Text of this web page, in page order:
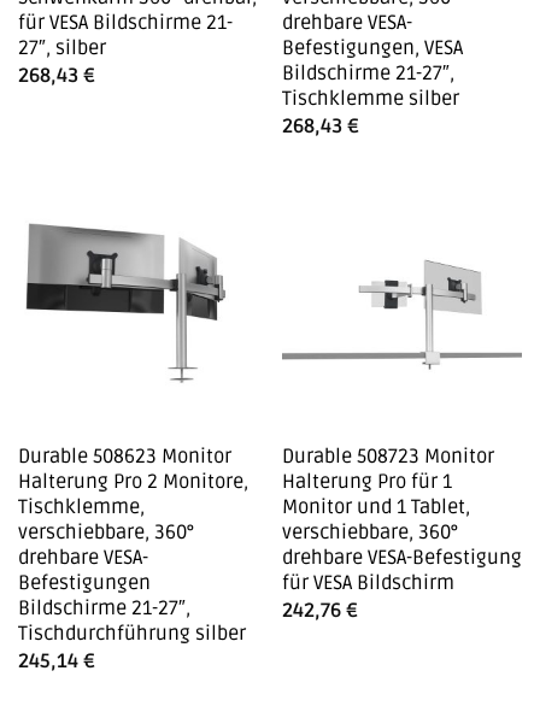
für VESA Bildschirme 21-
27″, silber
268,43 €
drehbare VESA-
Befestigungen, VESA
Bildschirme 21-27″,
Tischklemme silber
268,43 €
Durable 508623 Monitor
Halterung Pro 2 Monitore,
Tischklemme,
verschiebbare, 360°
drehbare VESA-
Befestigungen
Bildschirme 21-27″,
Tischdurchführung silber
245,14 €
Durable 508723 Monitor
Halterung Pro für 1
Monitor und 1 Tablet,
verschiebbare, 360°
drehbare VESA-Befestigung
für VESA Bildschirm
242,76 €